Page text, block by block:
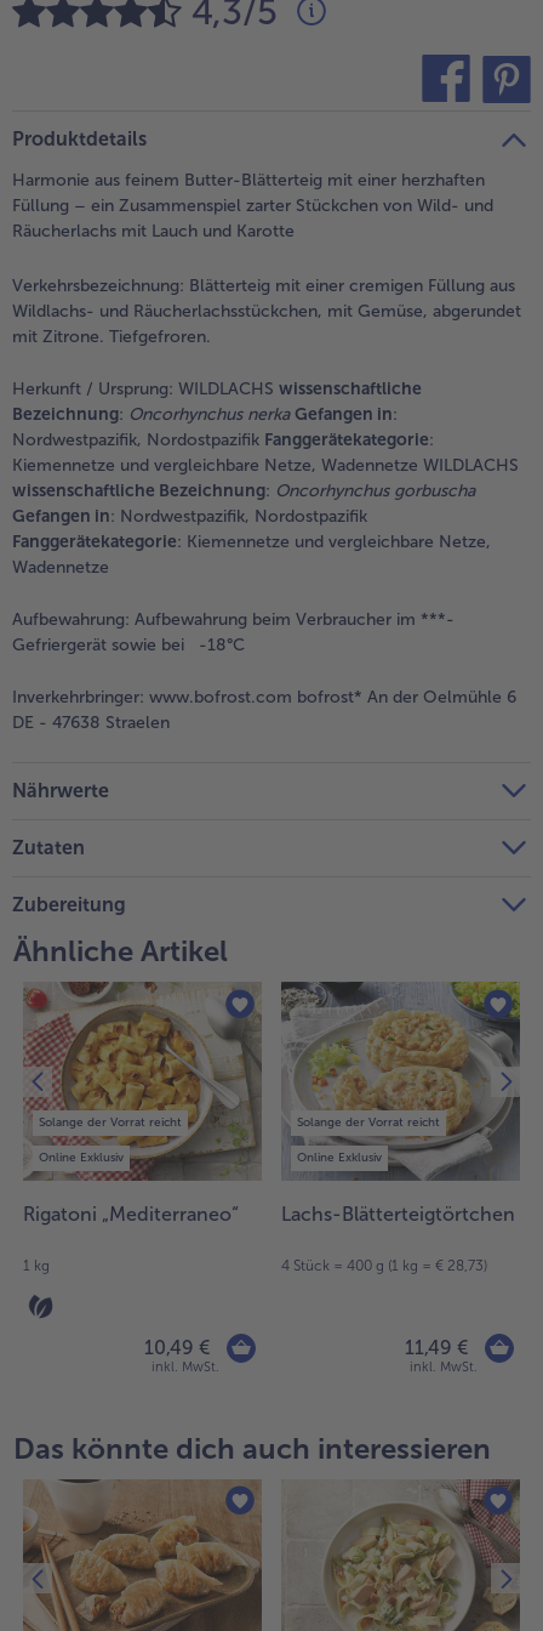
alle Brot & Brötchen
Obst
alle Obst
alle Wein & Spirituosen
Küchenutensilien
alle Küchenutensilien
alle Für die Heißluftfritteuse
bofrost*plus.
alle bofrost*plus.
4,3/5
Produktdetails
Harmonie aus feinem Butter-Blätterteig mit einer herzhaften
Füllung – ein Zusammenspiel zarter Stückchen von Wild- und
Räucherlachs mit Lauch und Karotte
Verkehrsbezeichnung: Blätterteig mit einer cremigen Füllung aus
Wildlachs- und Räucherlachsstückchen, mit Gemüse, abgerundet
mit Zitrone. Tiefgefroren.
Herkunft / Ursprung: WILDLACHS wissenschaftliche
Bezeichnung: Oncorhynchus nerka Gefangen in:
Nordwestpazifik, Nordostpazifik Fanggerätekategorie:
Kiemennetze und vergleichbare Netze, Wadennetze WILDLACHS
wissenschaftliche Bezeichnung: Oncorhynchus gorbuscha
Gefangen in: Nordwestpazifik, Nordostpazifik
Fanggerätekategorie: Kiemennetze und vergleichbare Netze,
Wadennetze
Aufbewahrung: Aufbewahrung beim Verbraucher im ***-
Gefriergerät sowie bei -18°C
Inverkehrbringer: www.bofrost.com bofrost* An der Oelmühle 6
DE - 47638 Straelen
Nährwerte
Zutaten
Zubereitung
Ähnliche Artikel
Solange der Vorrat reicht
Online Exklusiv
Rigatoni „Mediterraneo“
1 kg
10,49 €
inkl. MwSt.
Solange der Vorrat reicht
Online Exklusiv
Lachs-Blätterteigtörtchen
4 Stück = 400 g (1 kg = € 28,73)
11,49 €
inkl. MwSt.
Das könnte dich auch interessieren